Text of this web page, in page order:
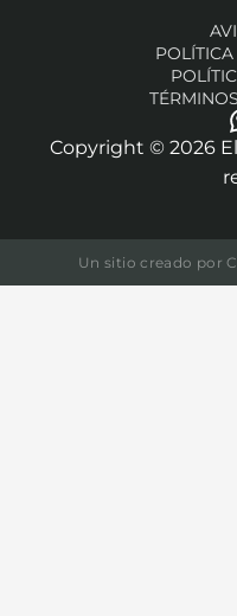
Copyright © 2026
Un sitio creado por